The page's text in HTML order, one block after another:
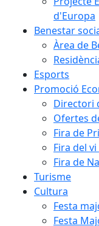
d'Europa
Benestar
Àrea de
Esports
Promoció
Directori
Ofertes
Fira de
Fira del
Fira de
Turisme
Cultura
Festa
Festa